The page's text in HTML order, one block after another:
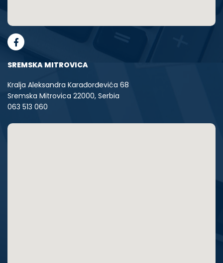
SREMSKA MITROVICA
Kralja Aleksandra Karađorđevića 68
Sremska Mitrovica 22000, Serbia
063 513 060